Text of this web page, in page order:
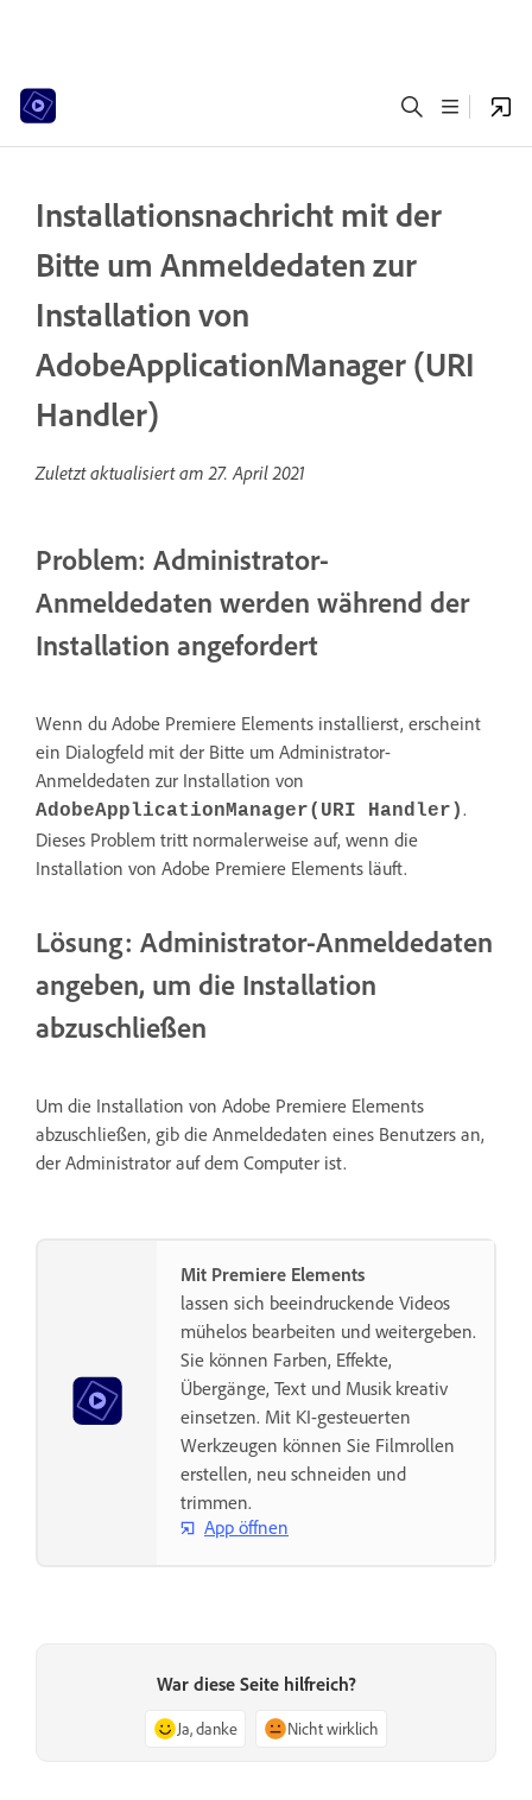
Installationsnachricht mit der
Bitte um Anmeldedaten zur
Installation von
AdobeApplicationManager (URI
Handler)
Zuletzt aktualisiert am27. April 2021
Problem: Administrator-
Anmeldedaten werden während der
Installation angefordert
Wenn du Adobe Premiere Elements installierst, erscheint
ein Dialogfeld mit der Bitte um Administrator-
Anmeldedaten zur Installation von
AdobeApplicationManager(URI Handler).
Dieses Problem tritt normalerweise auf, wenn die
Installation von Adobe Premiere Elements läuft.
Lösung: Administrator-Anmeldedaten
angeben, um die Installation
abzuschließen
Um die Installation von Adobe Premiere Elements
abzuschließen, gib die Anmeldedaten eines Benutzers an,
der Administrator auf dem Computer ist.
Mit Premiere Elements
lassen sich beeindruckende Videos
mühelos bearbeiten und weitergeben.
Sie können Farben, Effekte,
Übergänge, Text und Musik kreativ
einsetzen. Mit KI-gesteuerten
Werkzeugen können Sie Filmrollen
erstellen, neu schneiden und
trimmen.
App öffnen
War diese Seite hilfreich?
Ja, danke Nicht wirklich